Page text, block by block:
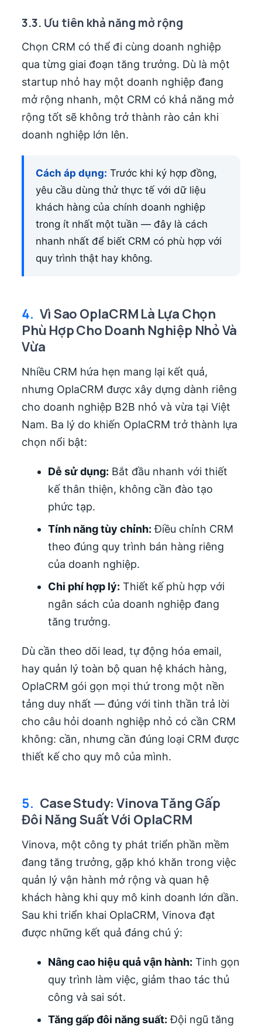
3.3. Ưu tiên khả năng mở rộng
Chọn CRM có thể đi cùng doanh nghiệp
qua từng giai đoạn tăng trưởng. Dù là một
startup nhỏ hay một doanh nghiệp đang
mở rộng nhanh, một CRM có khả năng mở
rộng tốt sẽ không trở thành rào cản khi
doanh nghiệp lớn lên.
Cách áp dụng: Trước khi ký hợp đồng,
yêu cầu dùng thử thực tế với dữ liệu
khách hàng của chính doanh nghiệp
trong ít nhất một tuần — đây là cách
nhanh nhất để biết CRM có phù hợp với
quy trình thật hay không.
4. Vì Sao OplaCRM Là Lựa Chọn
Phù Hợp Cho Doanh Nghiệp Nhỏ Và
Vừa
Nhiều CRM hứa hẹn mang lại kết quả,
nhưng OplaCRM được xây dựng dành riêng
cho doanh nghiệp B2B nhỏ và vừa tại Việt
Nam. Ba lý do khiến OplaCRM trở thành lựa
chọn nổi bật:
Dễ sử dụng: Bắt đầu nhanh với thiết
kế thân thiện, không cần đào tạo
phức tạp.
Tính năng tùy chỉnh: Điều chỉnh CRM
theo đúng quy trình bán hàng riêng
của doanh nghiệp.
Chi phí hợp lý: Thiết kế phù hợp với
ngân sách của doanh nghiệp đang
tăng trưởng.
Dù cần theo dõi lead, tự động hóa email,
hay quản lý toàn bộ quan hệ khách hàng,
OplaCRM gói gọn mọi thứ trong một nền
tảng duy nhất — đúng với tinh thần trả lời
cho câu hỏi doanh nghiệp nhỏ có cần CRM
không: cần, nhưng cần đúng loại CRM được
thiết kế cho quy mô của mình.
5. Case Study: Vinova Tăng Gấp
Đôi Năng Suất Với OplaCRM
Vinova, một công ty phát triển phần mềm
đang tăng trưởng, gặp khó khăn trong việc
quản lý vận hành mở rộng và quan hệ
khách hàng khi quy mô kinh doanh lớn dần.
Sau khi triển khai OplaCRM, Vinova đạt
được những kết quả đáng chú ý:
Nâng cao hiệu quả vận hành: Tinh gọn
quy trình làm việc, giảm thao tác thủ
công và sai sót.
Tăng gấp đôi năng suất: Đội ngũ tăng